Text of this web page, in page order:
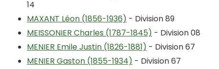
14
MAXANT Léon (1856-1936) - Division 89
MEISSONIER Charles (1787-1845) - Division 08
MENIER Emile Justin (1826-1881) - Division 67
MENIER Gaston (1855-1934) - Division 67